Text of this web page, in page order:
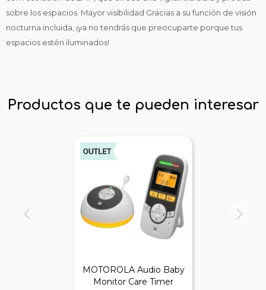
sobre los espacios. Mayor visibilidad Gracias a su función de visión
nocturna incluida, ¡ya no tendrás que preocuparte porque tus
espacios estén iluminados!
Productos que te pueden interesar
MOTOROLA Audio Baby
Monitor Care Timer